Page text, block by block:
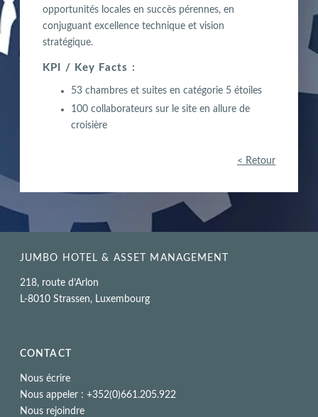
opportunités locales en succès pérennes, en
conjuguant excellence technique et vision
stratégique.
KPI / Key Facts :
53 chambres et suites en catégorie 5 étoiles
100 collaborateurs sur le site en allure de
croisière
< Retour
JUMBO HOTEL & ASSET MANAGEMENT
218, route d’Arlon
L-8010 Strassen, Luxembourg
CONTACT
Nous écrire
Nous appeler : +352(0)661.205.922
Nous rejoindre